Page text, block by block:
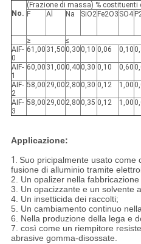
No.
(Frazione di massa) % costituenti
F
Al Na SiO2 Fe2O3 SO4
≥
≤
AIF-
0
61,00 31,50 0,30 0,10 0,06 0,10
AIF-
1
60,00 31,00 0,40 0,30 0,10 0,60
AIF-
2
58,00 29,00 2,80 0,30 0,12 1,00
AIF-
3
58,00 29,00 2,80 0,35 0,12 1,00
Applicazione:
1. Suo pricipalmente usato come
fusione di alluminio tramite
2. Un opalizer nella
3. Un opacizzante e un solvente
4. Un insetticida dei raccolti;
5. Un cambiamento continuo
6. Nella produzione della lega e
7. così come un riempitore
abrasive gomma-disossate.